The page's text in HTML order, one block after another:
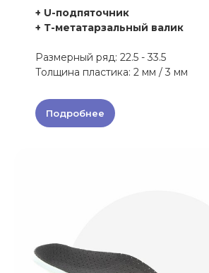
+ U-подпяточник
+ Т-метатарзальный валик
Размерный ряд: 22.5 - 33.5
Толщина пластика: 2 мм / 3 мм
Подробнее